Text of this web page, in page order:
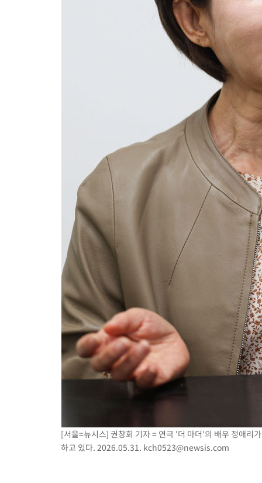
[서울=뉴시스] 권창회 기자 = 연극 '더 마더'의 배우 정애리
하고 있다. 2026.05.31. kch0523@newsis.com